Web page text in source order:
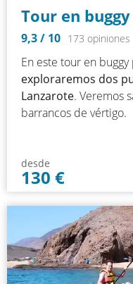
Tour en
9,3/ 10 173 opiniones
En este tour en
exploraremos dos
Lanzarote. Veremos
barrancos de vértigo.
desde
130 €